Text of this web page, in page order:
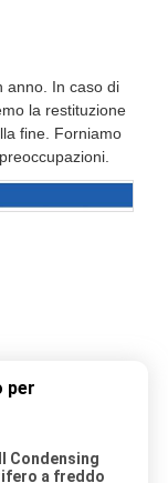
anno. In caso di
la restituzione
fine. Forniamo
per
Condensing
a freddo